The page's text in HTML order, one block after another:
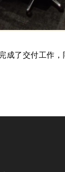
了交付工作，